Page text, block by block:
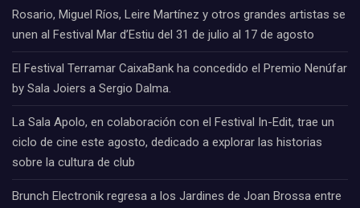
Rosario, Miguel Ríos, Leire Martínez y otros grandes artistas se
unen al Festival Mar d’Estiu del 31 de julio al 17 de agosto
El Festival Terramar CaixaBank ha concedido el Premio Nenúfar
by Sala Joiers a Sergio Dalma.
La Sala Apolo, en colaboración con el Festival In-Edit, trae un
ciclo de cine este agosto, dedicado a explorar las historias
sobre la cultura de club
Brunch Electronik regresa a los Jardines de Joan Brossa entre